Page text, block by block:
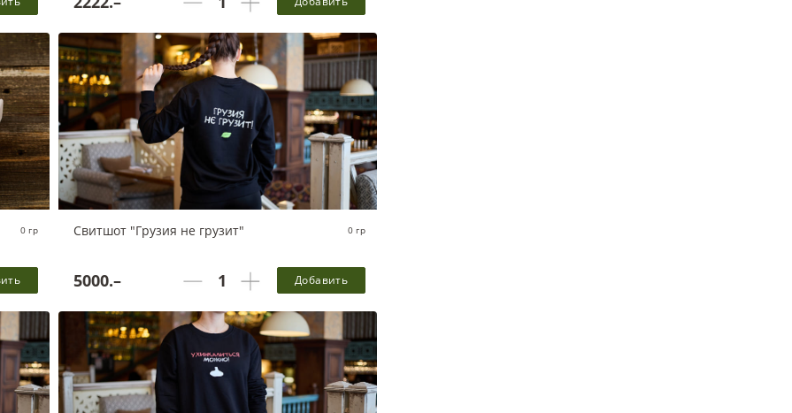
желаемым напитком. За 5 минут напиток охладится и
останется холодным в течение нескольких часов.
Белки - 0 г, Жиры - 0 г, Углеводы - 0 г, 0 ккал в одной
порции
0 гр
Белки - 0 г, Жиры - 0 г, Углеводы - 0 г, 0 ккал в одной
Свитшот "Грузия не грузит" 0 гр
5000.– Добавить